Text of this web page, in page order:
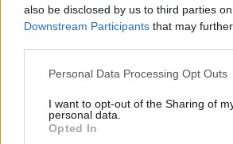
also be disclosed by us to third parties
Downstream Participants that may
Please note that this website/app uses
not limited to your visit or usage
grant or deny consent to Google and its
use your data for below specified
Personal Data Processing Opt Outs
I want to opt-out of the Sharing of
personal data.
Opted In
Μείωση του ΕΝΦΙΑ για τους
πληττόμενους ιδιοκτήτες
ακινήτων